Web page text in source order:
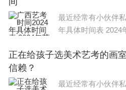
最近经常有小伙伴
年具体时间表 2024
家有所帮助。 广西艺考时间2024年具体时间表
正在给孩子选美术艺考的画
信赖？
最近经常有小伙伴